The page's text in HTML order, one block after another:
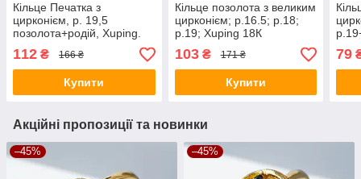
Кільце Печатка з
цирконієм, р. 19,5
позолота+родій, Xuping.
18К
112 ₴ 166 ₴
Купити
Кільце позолота з великим
цирконієм; p.16.5; р.18;
р.19; Xuping 18К
103₴ 171 ₴
Купити
79
Акційні пропозиції та новинки
–45% –45%